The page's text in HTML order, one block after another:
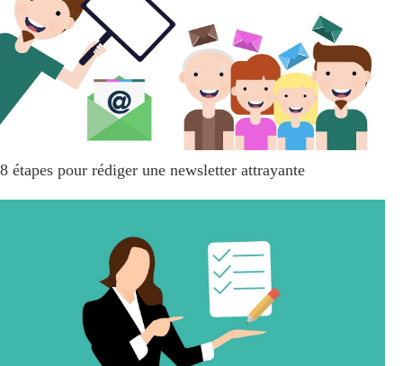
8 étapes pour rédiger une newsletter attrayante